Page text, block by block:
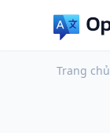
Trang chủ